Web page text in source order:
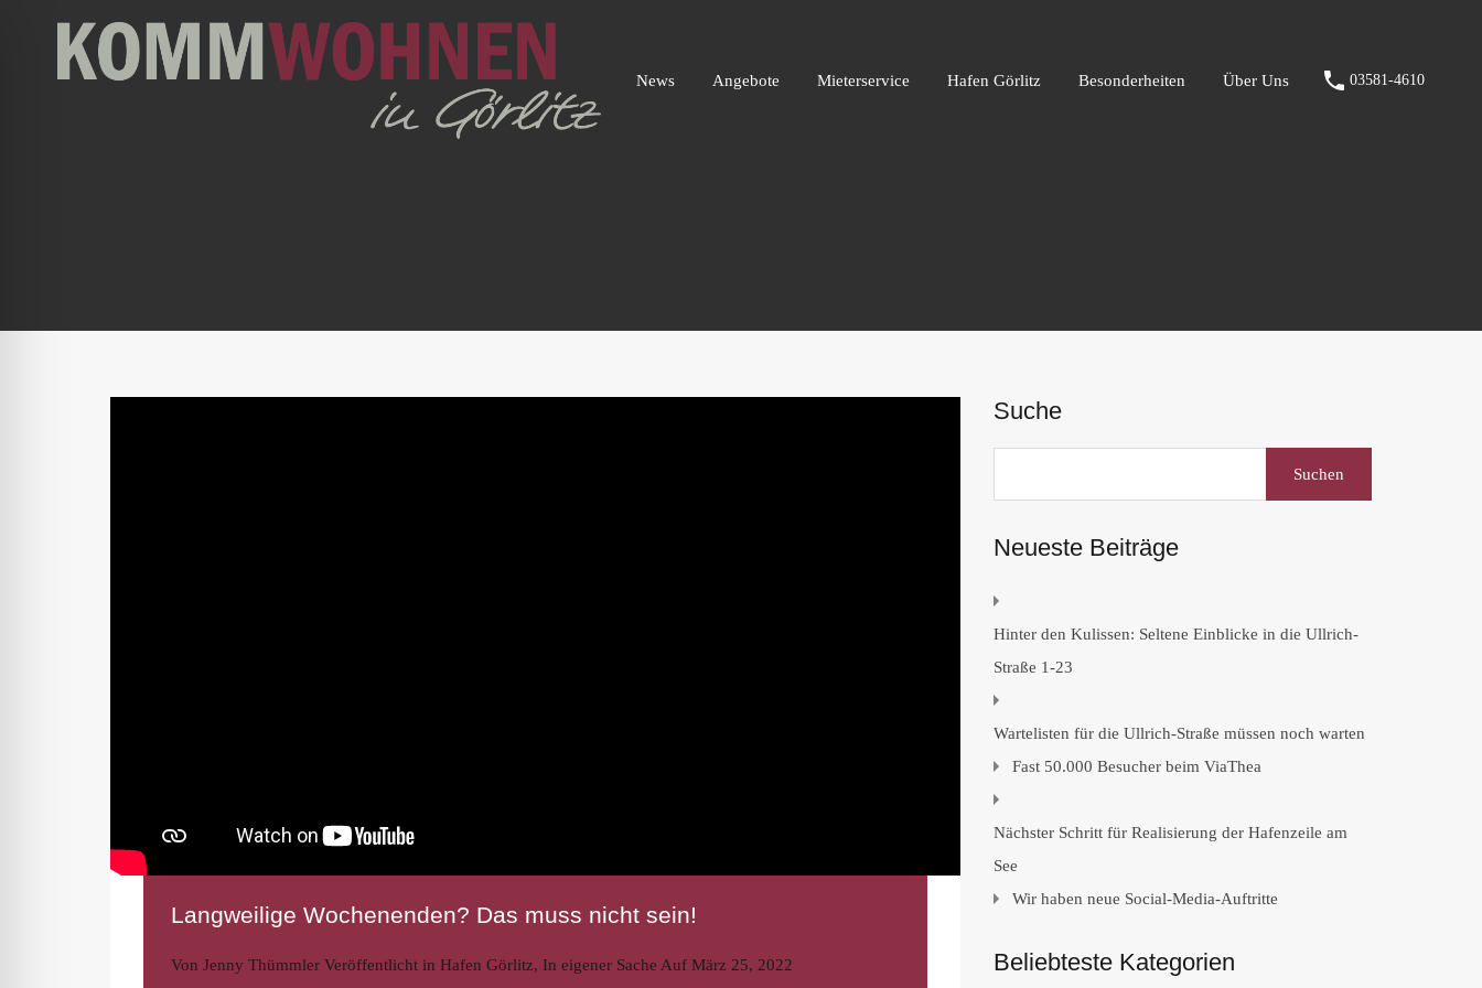
News Angebote Mieterservice Hafen Görlitz Besonderheiten Über Uns 03581-4610
Langweilige Wochenenden? Das muss nicht sein!
Von Jenny Thümmler Veröffentlicht in Hafen Görlitz, In eigener Sache Auf März 25, 2022
Suche
nach:
Neueste Beiträge
Hinter den Kulissen: Seltene Einblicke in die Ullrich-
Straße 1-23
Wartelisten für die Ullrich-Straße müssen noch warten
Fast 50.000 Besucher beim ViaThea
Nächster Schritt für Realisierung der Hafenzeile am
See
Wir haben neue Social-Media-Auftritte
Beliebteste Kategorien